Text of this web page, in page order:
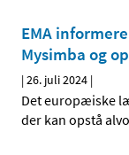
EMA
Mysimba og
|26. juli 2024 |
Det europæiske
der kan opstå